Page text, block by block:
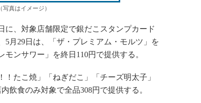
真はイメージ）
、対象店舗限定で銀だこスタンプカード
月29日は、「ザ・プレミアム・モルツ」を
ンサワー」を終日110円で提供する。
たこ焼」「ねぎだこ」「チーズ明太子」
飲食のみ対象で全品308円で提供する。